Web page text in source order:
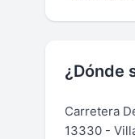
¿Dónde
Carretera
13330 -